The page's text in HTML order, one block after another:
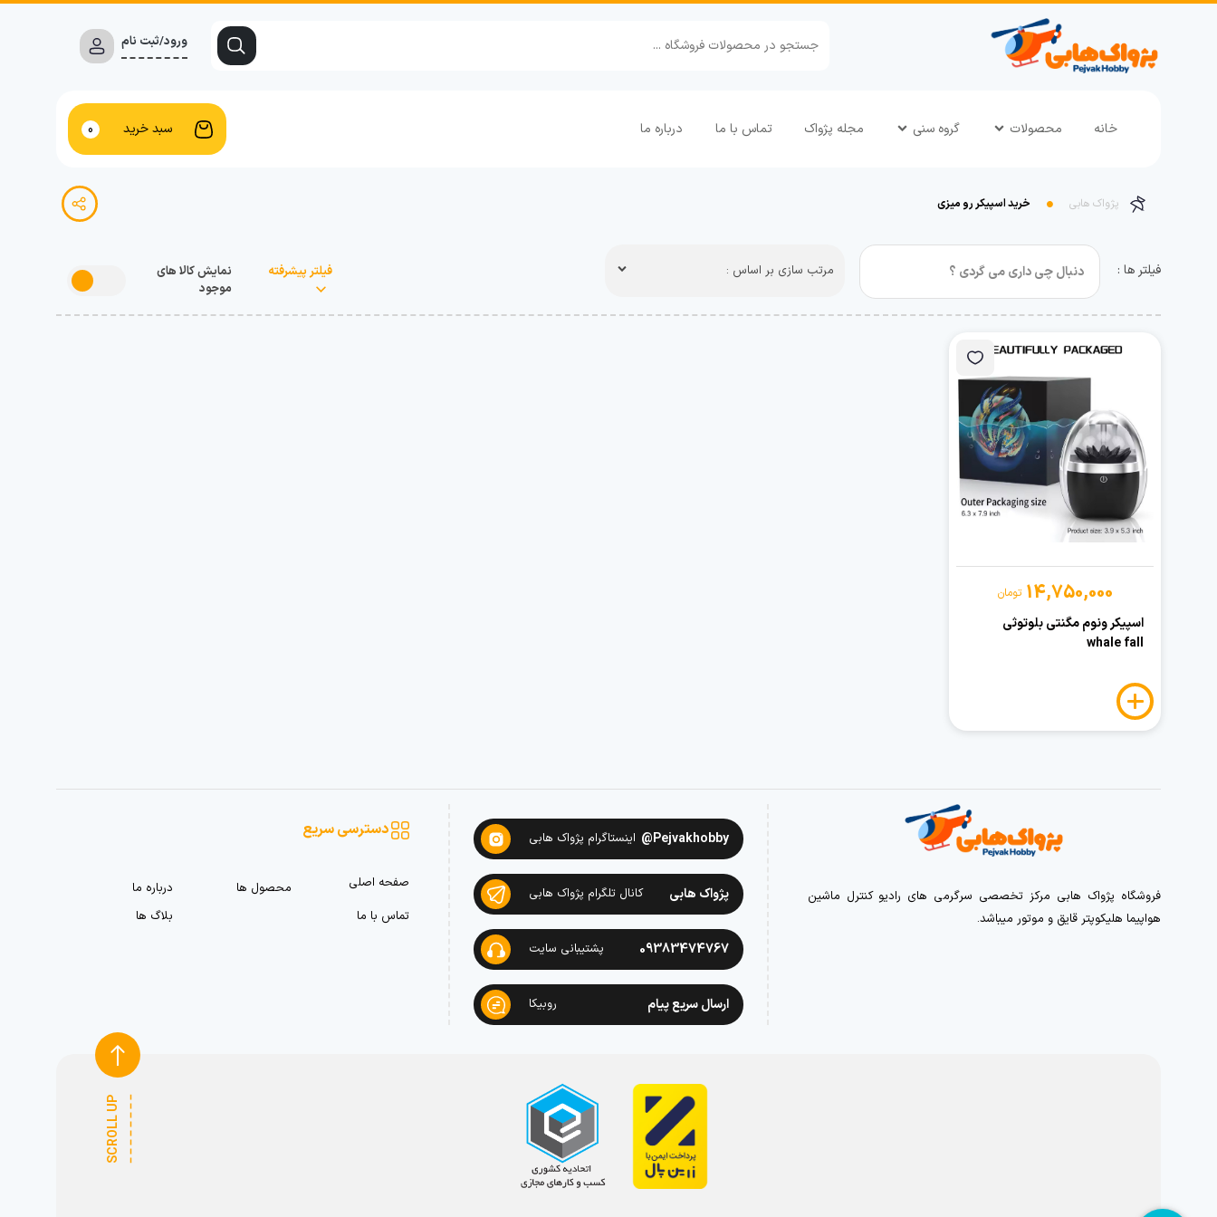
ورود/ثبت نام
خانه محصولات گروه سنی مجله پژواک تماس با ما درباره ما سبد خرید 0
پژواک هابی خرید اسپیکر رو میزی
فیلتر ها : مرتب سازی بر اساس : فیلتر پیشرفته
نمایش کالا های
موجود
14,750,000 تومان
اسپیکر ونوم مگنتی بلوتوثی
whale fall
فروشگاه پژواک هابی مرکز تخصصی سرگرمی های رادیو کنترل ماشین
هواپیما هلیکوپتر قایق و موتور میباشد.
Pejvakhobby@ اینستاگرام پژواک هابی
پژواک هابی کانال تلگرام پژواک هابی
09383474767 پشتیبانی سایت
ارسال سریع پیام روبیکا
دسترسی سریع
صفحه اصلی محصول ها
درباره ما
تماس با ما
بلاگ ها
SCROLL UP